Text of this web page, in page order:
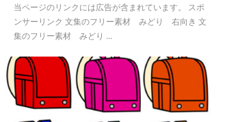
当ページのリンクには広告が含まれています。 スポ
ンサーリンク 文集のフリー素材 みどり 右向き 文
集のフリー素材 みどり ...